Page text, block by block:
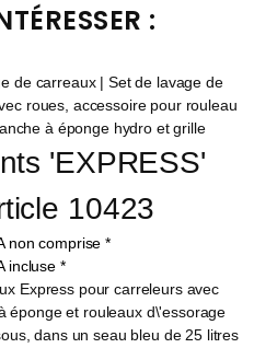
:
'EXPRESS'
10423
non comprise *
incluse *